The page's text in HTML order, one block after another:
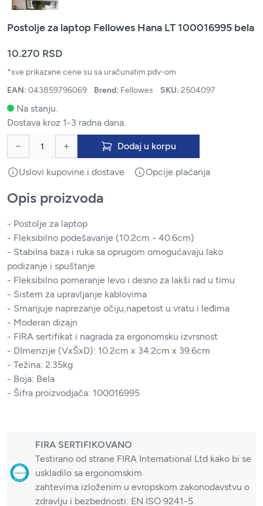
Postolje za laptop Fellowes Hana LT 100016995 bela
10.270 RSD
*sve prikazane cene su sa uračunatim pdv-om
EAN: 043859796069 Brend: Fellowes SKU: 2504097
Na stanju.
Dostava kroz 1-3 radna dana.
Dodaj u korpu
Uslovi kupovine i dostave Opcije plaćanja
Opis proizvoda
- Postolje za laptop
- Fleksibilno podešavanje (10.2cm - 40.6cm)
- Stabilna baza i ruka sa oprugom omogućavaju lako
podizanje i spuštanje
- Fleksibilno pomeranje levo i desno za lakši rad u timu
- Sistem za upravljanje kablovima
- Smanjuje naprezanje očiju,napetost u vratu i leđima
- Moderan dizajn
- FIRA sertifikat i nagrada za ergonomsku izvrsnost
- DImenzije (VxŠxD): 10.2cm x 34.2cm x 39.6cm
- Težina: 2.35kg
- Boja: Bela
- Šifra proizvodjača: 100016995
FIRA SERTIFIKOVANO
Testirano od strane FIRA International Ltd kako bi se
uskladilo sa ergonomskim
zahtevima izloženim u evropskom zakonodavstvu o
zdravlju i bezbednosti: EN ISO 9241-5.